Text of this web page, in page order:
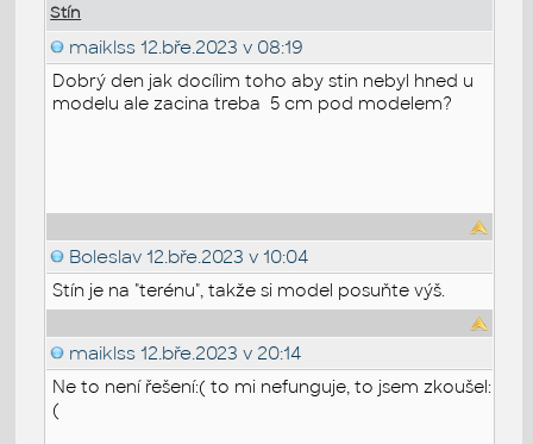
Stín
maiklss 12.bře.2023 v 08:19
Dobrý den jak docílim toho aby stin nebyl hned u
modelu ale zacina treba 5 cm pod modelem?
Boleslav 12.bře.2023 v 10:04
Stín je na "terénu", takže si model posuňte výš.
maiklss 12.bře.2023 v 20:14
Ne to není řešení:( to mi nefunguje, to jsem zkoušel:
(